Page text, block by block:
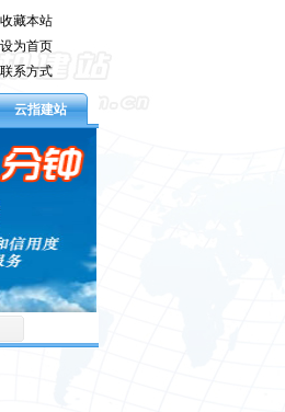
收藏本站
设为首页
联系方式
云指建站